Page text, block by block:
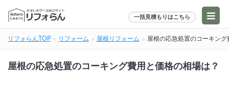
一括見積もりはこちら
リフォらんTOP リフォーム 屋根リフォーム 屋根の応急処置のコーキン
屋根の応急処置のコーキング費用と価格の相場は？